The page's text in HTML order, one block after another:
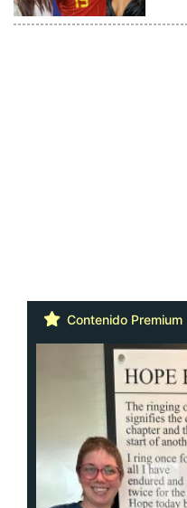
Contenido Premium